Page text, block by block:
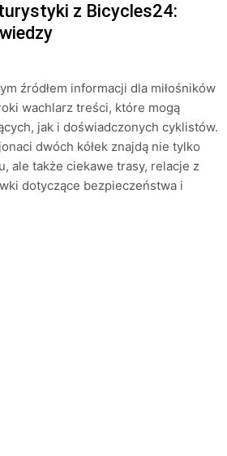
z Bicycles24:
źródłem informacji dla miłośników
wachlarz treści, które mogą
jak i doświadczonych cyklistów.
dwóch kółek znajdą nie tylko
ale także ciekawe trasy, relacje z
dotyczące bezpieczeństwa i